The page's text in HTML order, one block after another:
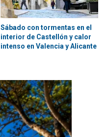
Sábado con tormentas en el
interior de Castellón y calor
intenso en Valencia y Alicante